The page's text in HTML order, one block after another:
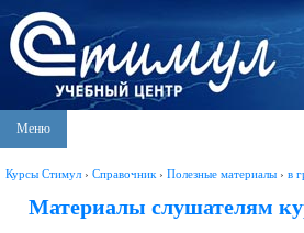
Меню
Курсы Стимул › Справочник › Полезные материалы › в
Материалы слушателям